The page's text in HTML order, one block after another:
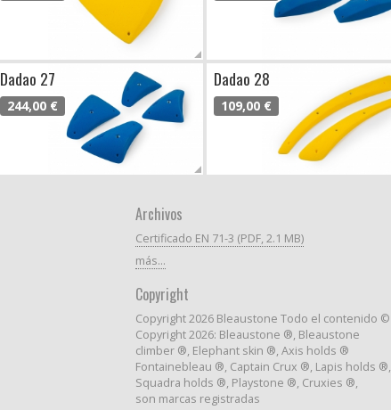
Dadao 27
244,00 €
Dadao 28
109,00 €
Archivos
Certificado EN 71-3 (PDF, 2.1 MB)
más...
Copyright
Copyright 2026 Bleaustone Todo el contenido ©
Copyright 2026: Bleaustone ®, Bleaustone
climber ®, Elephant skin ®, Axis holds ®
Fontainebleau ®, Captain Crux ®, Lapis holds ®,
Squadra holds ®, Playstone ®, Cruxies ®,
son marcas registradas